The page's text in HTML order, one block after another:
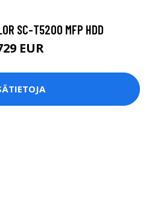
SC-T5200 MFP HDD
EUR